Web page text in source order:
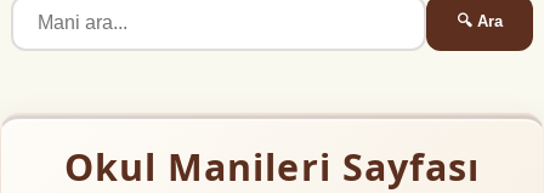
🔍 Ara
Okul Manileri Sayfası